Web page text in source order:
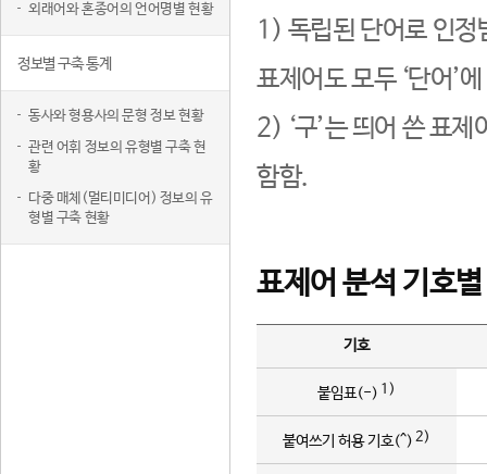
외래어와 혼종어의 언어명별 현황
정보별 구축 통계
동사와 형용사의 문형 정보 현황
관련 어휘 정보의 유형별 구축 현
황
다중 매체(멀티미디어) 정보의 유
형별 구축 현황
1) 독립된 단어로 인정
표제어도 모두 ‘단어’
2) ‘구’는 띄어 쓴 표
함함.
표제어 분석 기호
기호
붙임표(-) 1)
붙여쓰기 허용 기호(^) 2)